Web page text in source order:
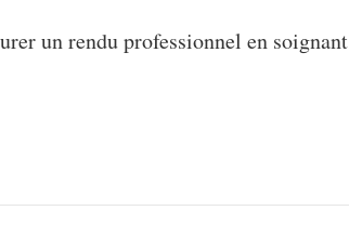
un rendu professionnel en soignant